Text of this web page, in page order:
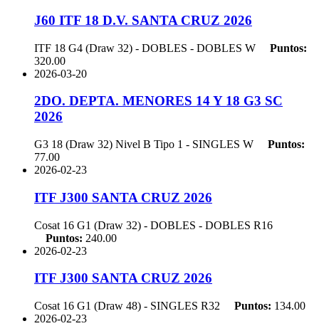
J60 ITF 18 D.V. SANTA CRUZ 2026
ITF 18 G4 (Draw 32) - DOBLES - DOBLES W
Puntos:
320.00
2026-03-20
2DO. DEPTA. MENORES 14 Y 18 G3 SC
2026
G3 18 (Draw 32) Nivel B Tipo 1 - SINGLES W
Puntos:
77.00
2026-02-23
ITF J300 SANTA CRUZ 2026
Cosat 16 G1 (Draw 32) - DOBLES - DOBLES R16
Puntos: 240.00
2026-02-23
ITF J300 SANTA CRUZ 2026
Cosat 16 G1 (Draw 48) - SINGLES R32 Puntos: 134.00
2026-02-23